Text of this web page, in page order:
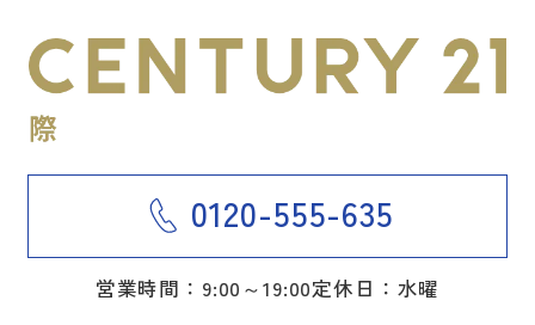
0120-555-635
営業時間：9:00～19:00定休日：水曜